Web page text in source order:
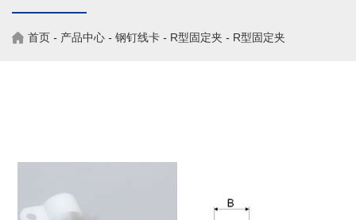
首页 - 产品中心 - 钢钉线卡 - R型固定夹 - R型固定夹